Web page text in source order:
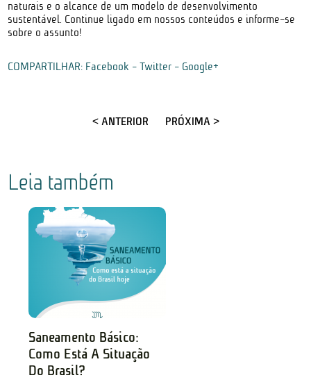
naturais e o alcance de um modelo de desenvolvimento
sustentável. Continue ligado em nossos conteúdos e informe-se
sobre o assunto!
COMPARTILHAR: Facebook -Twitter - Google+
< ANTERIOR PRÓXIMA >
Leia também
Saneamento Básico:
Como Está A Situação
Do Brasil?